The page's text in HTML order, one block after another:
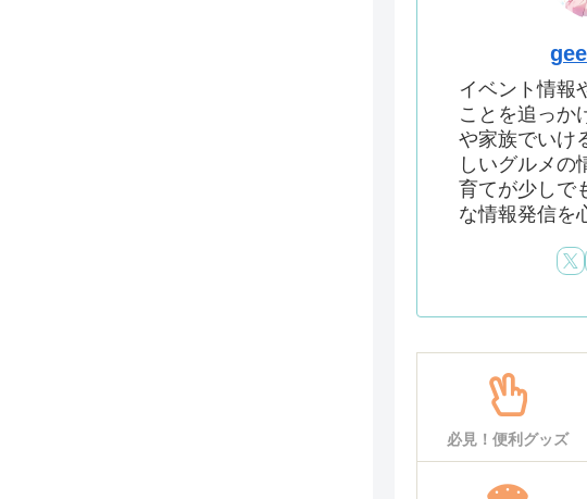
イベント情報
ことを追っか
や家族でいけ
しいグルメの
育てが少しで
な情報発信を
必見！便利グッズ